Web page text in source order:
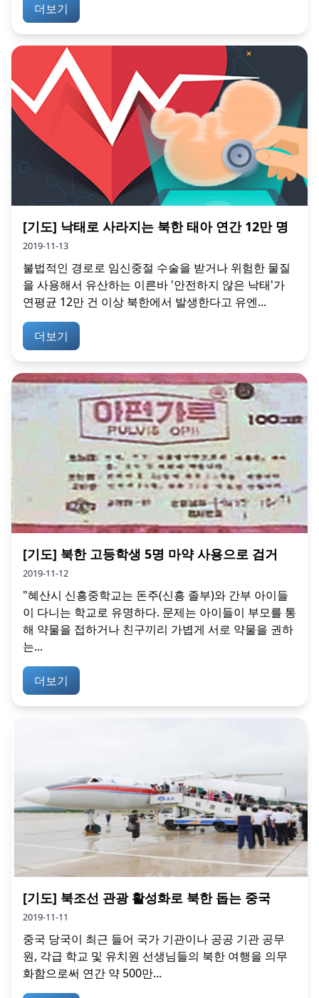
더보기
[기도] 낙태로 사라지는 북한 태아 연간 12만 명
2019-11-13
불법적인 경로로 임신중절 수술을 받거나 위험한 물질
을 사용해서 유산하는 이른바 '안전하지 않은 낙태'가
연평균 12만 건 이상 북한에서 발생한다고 유엔...
더보기
[기도] 북한 고등학생 5명 마약 사용으로 검거
2019-11-12
"혜산시 신흥중학교는 돈주(신흥 졸부)와 간부 아이들
이 다니는 학교로 유명하다. 문제는 아이들이 부모를 통
해 약물을 접하거나 친구끼리 가볍게 서로 약물을 권하
는...
더보기
[기도] 북조선 관광 활성화로 북한 돕는 중국
2019-11-11
중국 당국이 최근 들어 국가 기관이나 공공 기관 공무
원, 각급 학교 및 유치원 선생님들의 북한 여행을 의무
화함으로써 연간 약 500만...